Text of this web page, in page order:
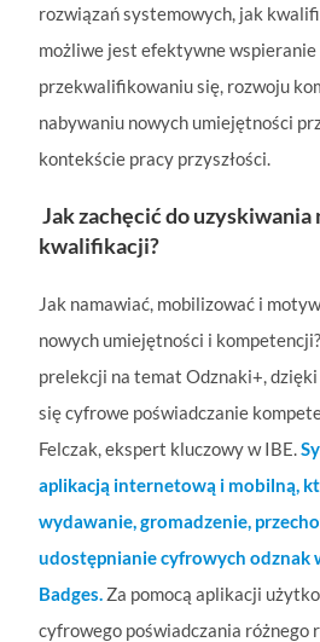
rozwiązań systemowych, jak
możliwe jest efektywne
przekwalifikowaniu się, rozwoju
nabywaniu nowych umiejętności
kontekście pracy przyszłości.
Jak zachęcić do uzyskiwania
kwalifikacji?
Jak namawiać, mobilizować i
nowych umiejętności i
prelekcji na temat Odznaki+,
się cyfrowe poświadczanie
Felczak, ekspert kluczowy w IBE.
aplikacją internetową i mobilną,
wydawanie, gromadzenie,
udostępnianie cyfrowych odznak
Badges. Za pomocą aplikacji
cyfrowego poświadczania różnego